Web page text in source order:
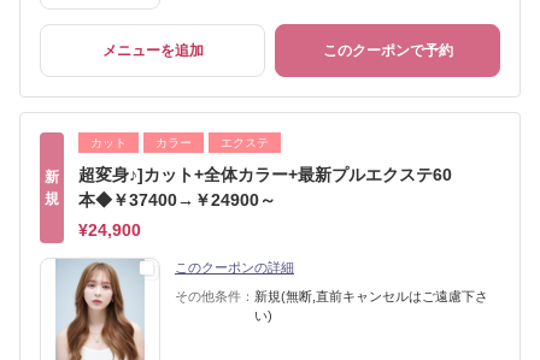
メニューを追加 このクーポンで予約
新
規
カット カラー エクステ
超変身♪]カット+全体カラー+最新プルエクステ60
本◆￥37400→￥24900～
¥24,900
このクーポンの詳細
その他条件： 新規(無断,直前キャンセルはご遠慮下さ
い)